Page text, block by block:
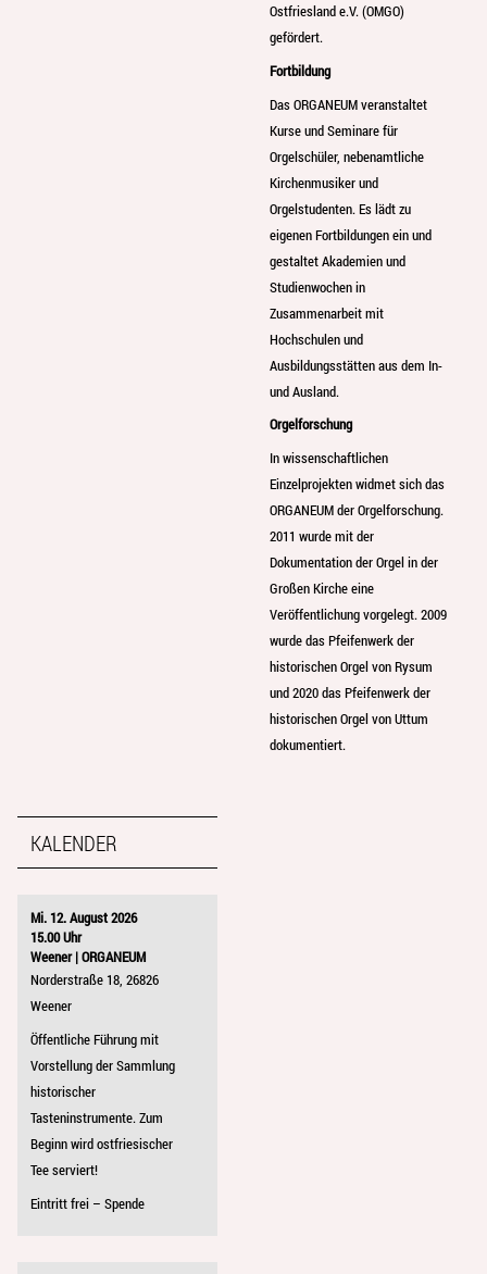
Ostfriesland e.V. (OMGO)
gefördert.
Fortbildung
Das ORGANEUM veranstaltet
Kurse und Seminare für
Orgelschüler, nebenamtliche
Kirchenmusiker und
Orgelstudenten. Es lädt zu
eigenen Fortbildungen ein und
gestaltet Akademien und
Studienwochen in
Zusammenarbeit mit
Hochschulen und
Ausbildungsstätten aus dem In-
und Ausland.
Orgelforschung
In wissenschaftlichen
Einzelprojekten widmet sich das
ORGANEUM der Orgelforschung.
2011 wurde mit der
Dokumentation der Orgel in der
Großen Kirche eine
Veröffentlichung vorgelegt. 2009
wurde das Pfeifenwerk der
historischen Orgel von Rysum
und 2020 das Pfeifenwerk der
historischen Orgel von Uttum
dokumentiert.
KALENDER
Mi. 12. August 2026
15.00 Uhr
Weener | ORGANEUM
Norderstraße 18, 26826
Weener
Öffentliche Führung mit
Vorstellung der Sammlung
historischer
Tasteninstrumente. Zum
Beginn wird ostfriesischer
Tee serviert!
Eintritt frei – Spende